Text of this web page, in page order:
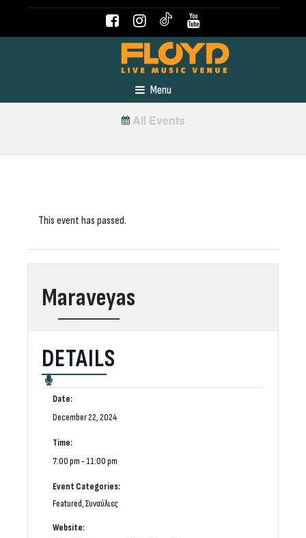
Menu
All Events
This event has passed.
Maraveyas
DETAILS
Date:
December 22, 2024
Time:
7:00 pm - 11:00 pm
Event Categories:
Featured,Συναύλιες
Website: